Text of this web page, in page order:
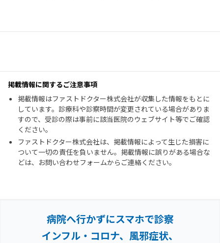
掲載情報に関するご注意事項
掲載情報はファストドクター株式会社が収集した情報をもとに
しています。診療科や診察時間が変更されている場合がありま
すので、受診の際は事前に該当医院のウェブサイト等でご確認
ください。
ファストドクター株式会社は、掲載情報によって生じた損害に
ついて一切の責任を負いません。掲載情報に誤りがある場合な
どは、お問い合わせフォームからご連絡ください。
病院へ行かずにスマホで診察
インフル・コロナ、風邪症状、